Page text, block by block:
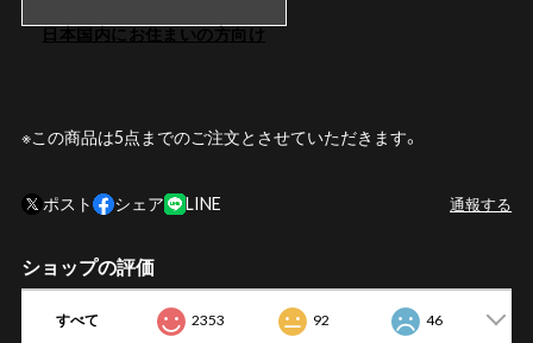
日本国内にお住まいの方向け
※この商品は5点までのご注文とさせていただきます。
ポスト シェア LINE 通報する
ショップの評価
すべて 2353 92 46